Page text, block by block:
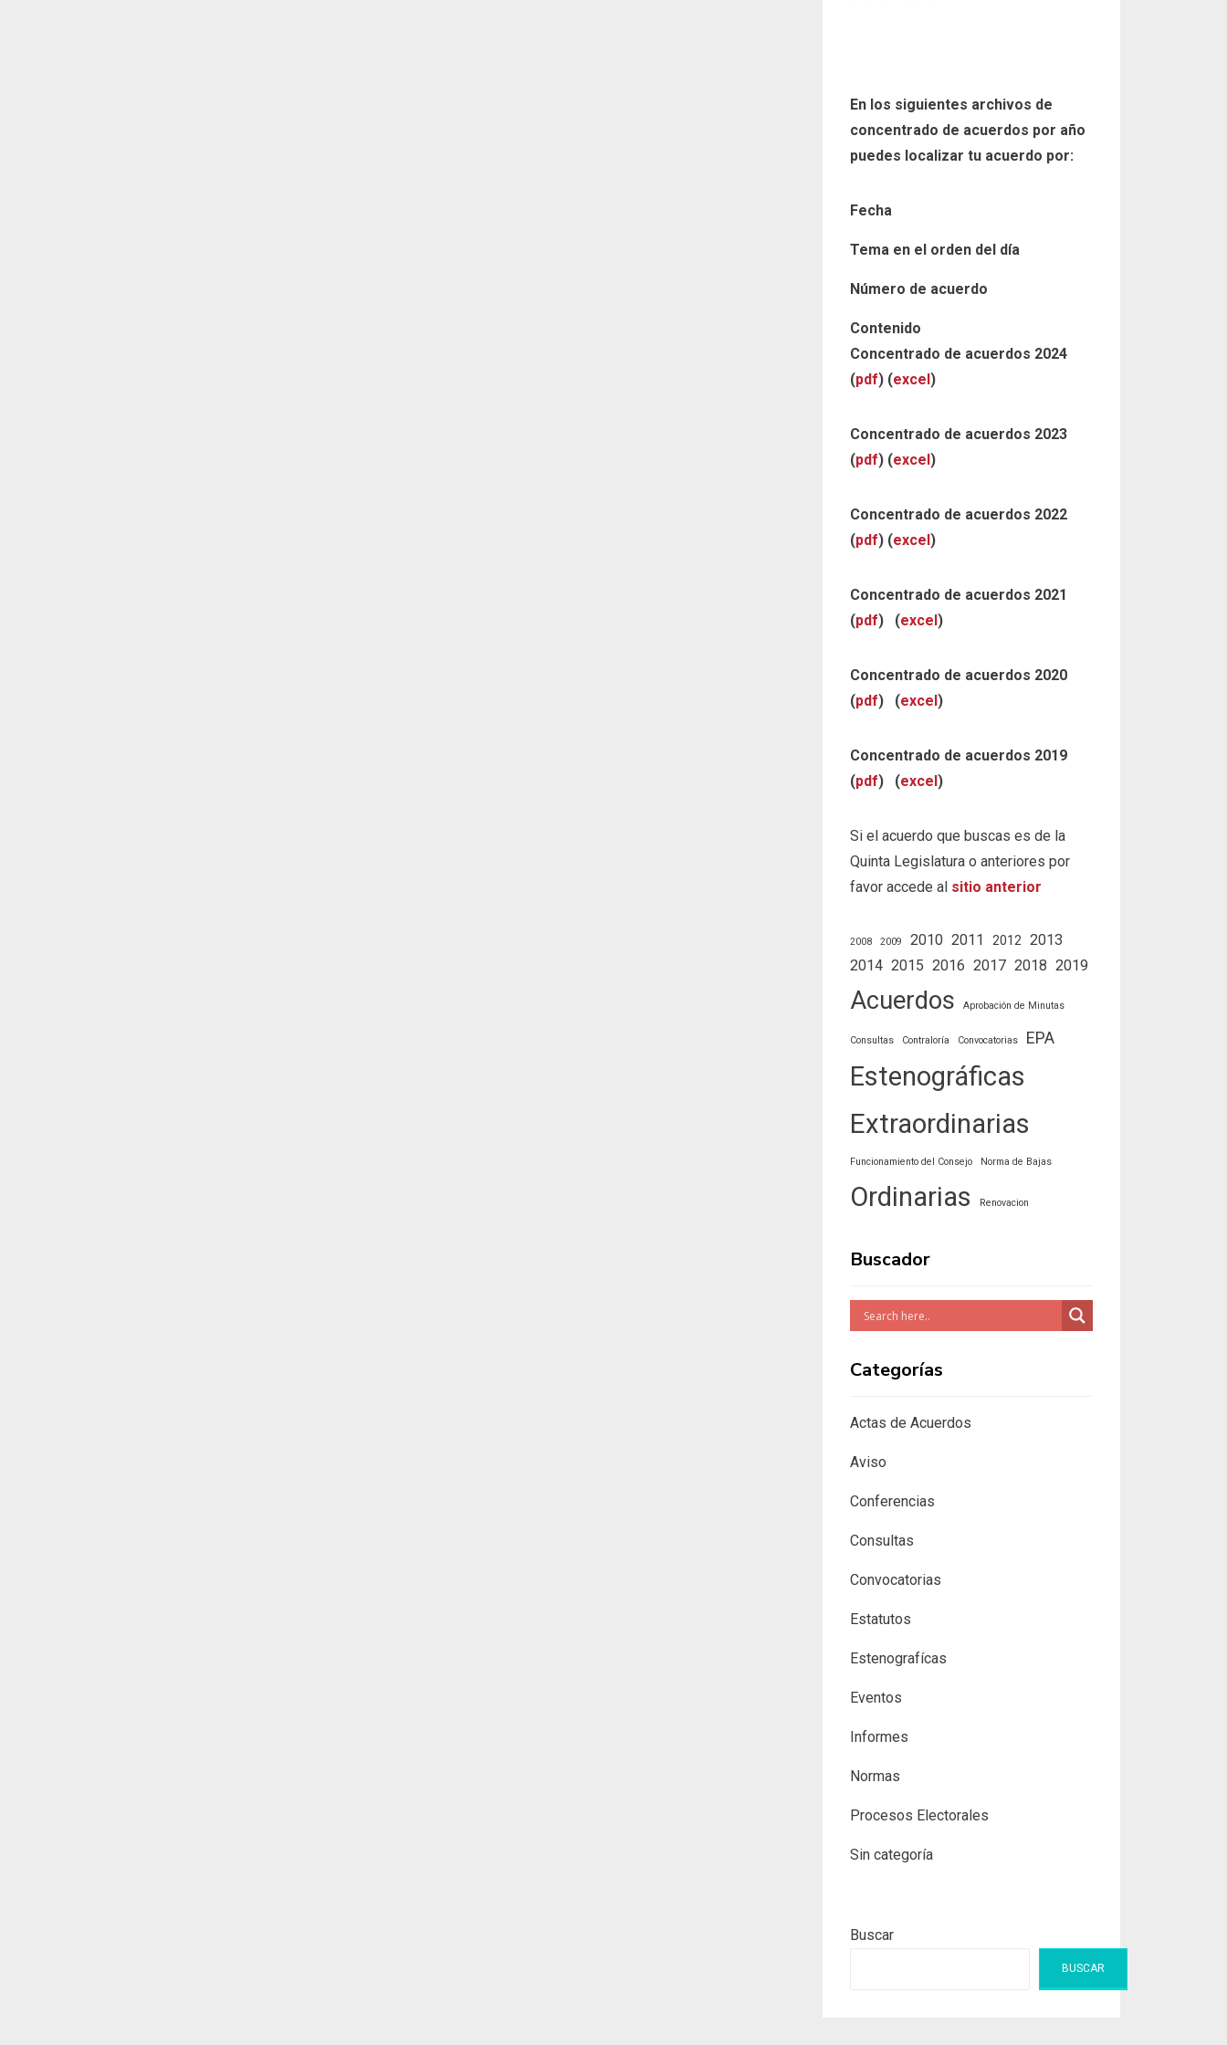
En los siguientes archivos de
concentrado de acuerdos por año
puedes localizar tu acuerdo por:
Fecha
Tema en el orden del día
Número de acuerdo
Contenido
Concentrado de acuerdos 2024
(pdf) (excel)
Concentrado de acuerdos 2023
(pdf) (excel)
Concentrado de acuerdos 2022
(pdf) (excel)
Concentrado de acuerdos 2021
(pdf) (excel)
Concentrado de acuerdos 2020
(pdf) (excel)
Concentrado de acuerdos 2019
(pdf) (excel)
Si el acuerdo que buscas es de la
Quinta Legislatura o anteriores por
favor accede al sitio anterior
2008 2009 2010 2011 2012
2013
2014 2015 2016 2017 2018 2019
Acuerdos Aprobación de Minutas
Consultas Contraloría Convocatorias EPA
Estenográficas
Extraordinarias
Funcionamiento del Consejo Norma de Bajas
Ordinarias Renovacion
Buscador
Categorías
Actas de Acuerdos
Aviso
Conferencias
Consultas
Convocatorias
Estatutos
Estenografícas
Eventos
Informes
Normas
Procesos Electorales
Sin categoría
Buscar
BUSCAR